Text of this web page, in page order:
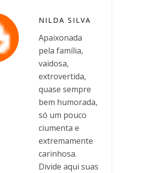
NILDA SILVA
Apaixonada
pela família,
vaidosa,
extrovertida,
quase sempre
bem humorada,
só um pouco
ciumenta e
extremamente
carinhosa.
Divide aqui suas